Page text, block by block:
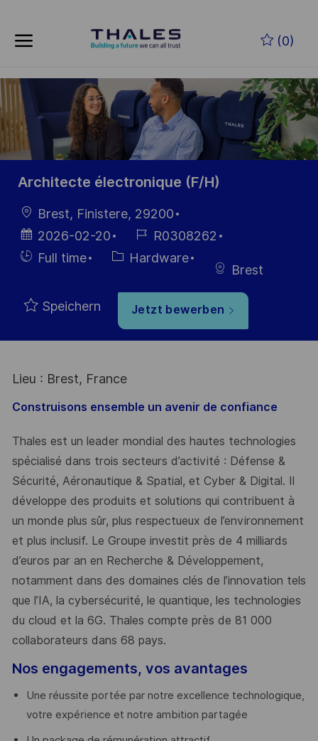
(0)
-
Architecte électronique (F/H)
Ort
Brest, Finistere, 29200
Datum der
Veröffentlichung
2026-02-20
Job-
ID
R0308262
Einstellunngstyp
Full time Kategorie
Hardware
Brest
Speichern Jetzt bewerben
Lieu : Brest, France
Construisons ensemble un avenir de confiance
Thales est un leader mondial des hautes technologies
spécialisé dans trois secteurs d’activité : Défense &
Sécurité, Aéronautique & Spatial, et Cyber & Digital. Il
développe des produits et solutions qui contribuent à
un monde plus sûr, plus respectueux de l’environnement
et plus inclusif. Le Groupe investit près de 4 milliards
d’euros par an en Recherche & Développement,
notamment dans des domaines clés de l’innovation tels
que l’IA, la cybersécurité, le quantique, les technologies
du cloud et la 6G. Thales compte près de 81 000
collaborateurs dans 68 pays.
Nos engagements, vos avantages
Une réussite portée par notre excellence technologique,
votre expérience et notre ambition partagée